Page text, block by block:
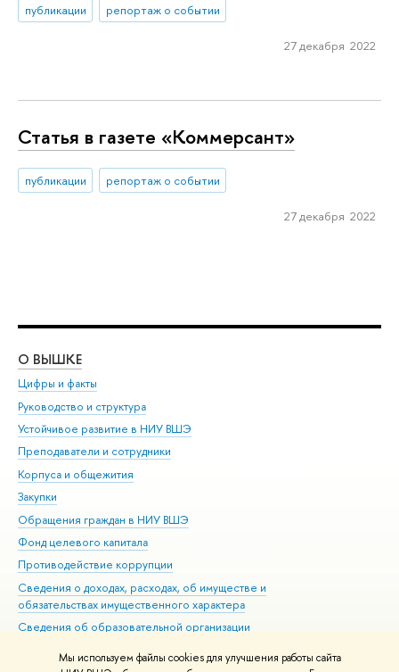
Мы используем файлы cookies для улучшения работы сайта
публикации репортаж о событии
27 декабря 2022
Статья в газете «Коммерсант»
публикации репортаж о событии
27 декабря 2022
О ВЫШКЕ
Цифры и факты
Руководство и структура
Устойчивое развитие в НИУ ВШЭ
Преподаватели и сотрудники
Корпуса и общежития
Закупки
Обращения граждан в НИУ ВШЭ
Фонд целевого капитала
Противодействие коррупции
Сведения о доходах, расходах, об имуществе и
обязательствах имущественного характера
Сведения об образовательной организации
Людям с ограниченными возможностями здоровья